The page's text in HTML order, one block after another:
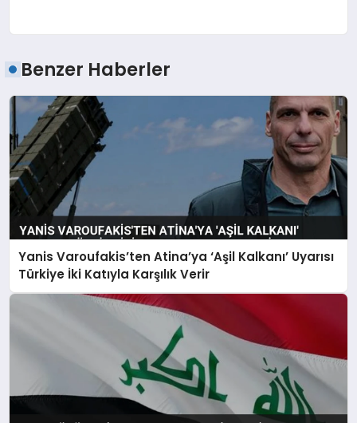
Benzer Haberler
Yanis Varoufakis’ten Atina’ya ‘Aşil Kalkanı’ Uyarısı
Türkiye İki Katıyla Karşılık Verir